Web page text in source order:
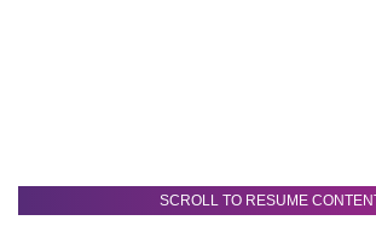
SCROLL TO RESUME